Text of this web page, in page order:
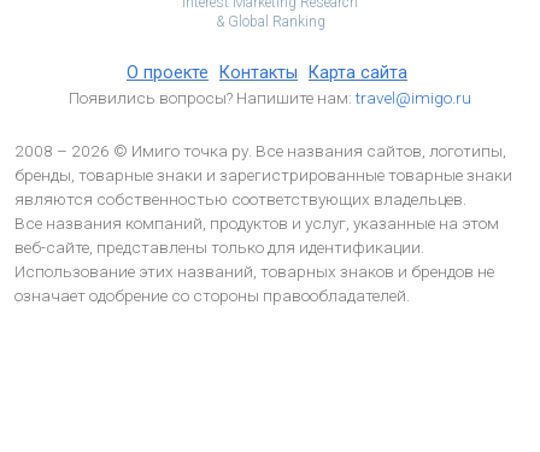
& Global Ranking
О проекте Контакты Карта сайта
Появились вопросы? Напишите нам:travel@imigo.ru
2008 – 2026 © Имиго точка ру. Все названия сайтов, логотипы,
бренды, товарные знаки и зарегистрированные товарные знаки
являются собственностью соответствующих владельцев.
Все названия компаний, продуктов и услуг, указанные на этом
веб-сайте, представлены только для идентификации.
Использование этих названий, товарных знаков и брендов не
означает одобрение со стороны правообладателей.